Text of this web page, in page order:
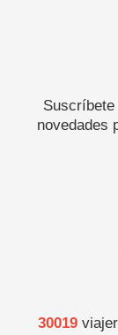
novedades
30019